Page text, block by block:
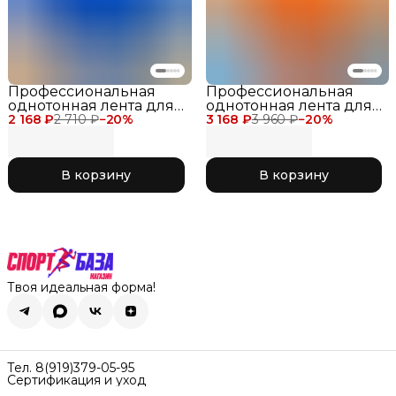
2 168 ₽2 710 ₽−20%
Профессиональная
однотонная лента для
художественной
соревнований синяя
025 BlueВ корзину
3 168 ₽3 960 ₽−20%
Профессиональная
однотонная лента для
художественной
соревнований
оранжевая 083 Orange
В корзину
Твоя идеальная форма!
Тел. 8(919)379-05-95
Сертификация и уход